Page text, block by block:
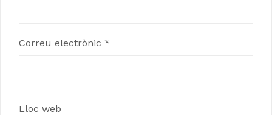
Correu electrònic *
Lloc web